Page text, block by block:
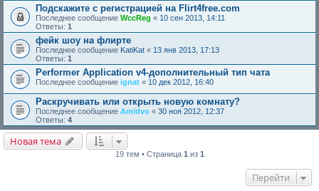
Подскажите с регистрацией на Flirt4free.com
Последнее сообщение WccReg « 10 сен 2013, 14:11
Ответы: 1
фейк шоу на флирте
Последнее сообщение KatiKat « 13 янв 2013, 17:13
Ответы: 1
Performer Application v4-дополнительный тип чата
Последнее сообщение ignat « 10 дек 2012, 16:40
Раскручивать или открыть новую комнату?
Последнее сообщение Amidvo « 30 ноя 2012, 12:37
Ответы: 4
Новая тема
19 тем • Страница 1 из 1
Перейти